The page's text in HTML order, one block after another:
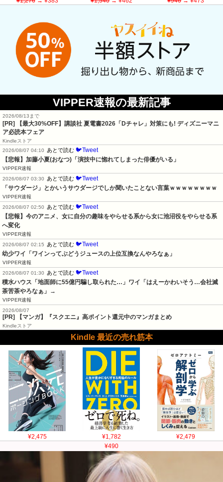
VIPPER速報の最新記事
2026/08/13まで
[PR] 【最大30%OFF】講談社 夏電書2026「Dチャレ」対策にも! ディズニーマニ
ア必読本フェア
Kindleストア
2026/08/07 04:10
あとで読む 🐦Tweet
【悲報】加藤小夏(おなつ)「演技中に惚れてしまった俳優がいる」
VIPPER速報
2026/08/07 03:30
あとで読む 🐦Tweet
「サウダージ」とかいうサウダージでしか聞いたことない言葉ｗｗｗｗｗｗｗｗ
VIPPER速報
2026/08/07 02:50
あとで読む 🐦Tweet
【悲報】今のアニメ、女に自分の趣味をやらせる系から女に池沼役をやらせる系
へ変化
VIPPER速報
2026/08/07 02:15
あとで読む 🐦Tweet
幼少ワイ「ワインってぶどうジュースの上位互換なんやろなぁ」
VIPPER速報
2026/08/07 01:30
あとで読む 🐦Tweet
積水ハウス「地面師に55億円騙し取られた…」ワイ「はえーかわいそう…会社滅
茶苦茶やろなぁ」→
VIPPER速報
2026/08/07
[PR] 【マンガ】『スクエニ』高ポイント還元中のマンガまとめ
Kindleストア
Kindle 最近の売れ筋本
¥2,475 ¥1,782
¥2,479
¥490